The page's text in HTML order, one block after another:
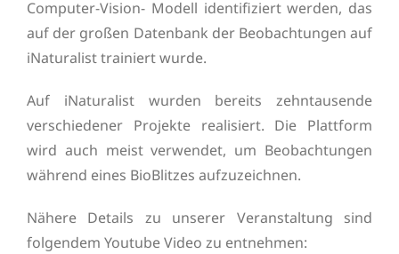
Computer-Vision- Modell identifiziert werden, das
auf der großen Datenbank der Beobachtungen auf
iNaturalist trainiert wurde.
Auf iNaturalist wurden bereits zehntausende
verschiedener Projekte realisiert. Die Plattform
wird auch meist verwendet, um Beobachtungen
während eines BioBlitzes aufzuzeichnen.
Nähere Details zu unserer Veranstaltung sind
folgendem Youtube Video zu entnehmen: